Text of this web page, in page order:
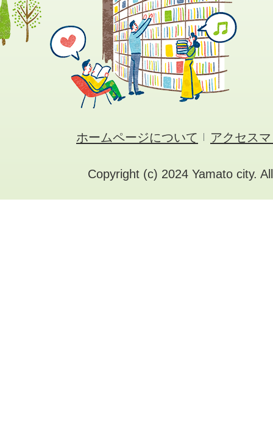
ホームページについて アクセス
Copyright (c) 2024 Yamato city.